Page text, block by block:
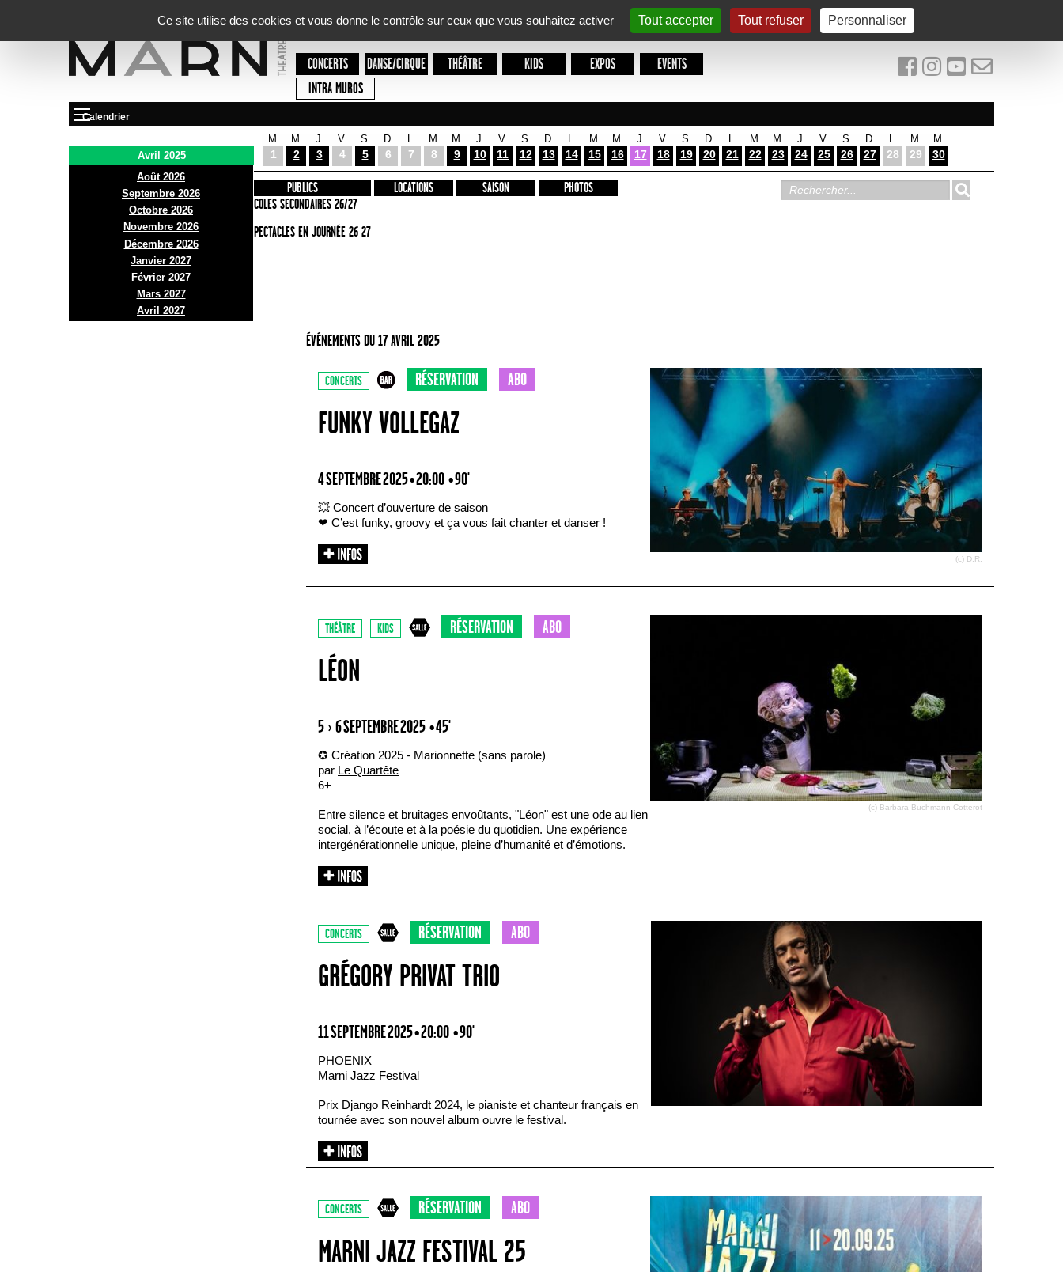
Ce site utilise des cookies et vous donne le contrôle sur ceux que vous souhaitez activer
Tout accepter Tout refuser Personnaliser
CONCERTS DANSE/CIRQUE THÉÂTRE KIDS EXPOS
EVENTS
INTRA MUROS
Calendrier
Avril 2025
Août 2026
Septembre 2026
Octobre 2026
Novembre 2026
Décembre 2026
Janvier 2027
Février 2027
Mars 2027
Avril 2027
M
1
M
2
J
3
V
4
S
5
D
6 7
M
8
M
9
J
10
V
11
S
12
D
13 14
M
15
M
16
J
17
V
18
S
19
D
20 21
M
22
M
23
J
24
V
25
S
26
D
27 28
M
29
M
30
PRÉSENTATION
INFOS PRATIQUES
ACCES
BAR ET BISTRO
BILLETTERIE
PUBLICS
ECOLES SECONDAIRES 26/27
SPECTACLES EN JOURNÉE 26 27
LOCATIONS SAISON PHOTOS
ÉVÉNEMENTS DU 17 AVRIL 2025
(c) D.R.
CONCERTS RÉSERVATION ABO
FUNKY VOLLEGAZ
4 SEPTEMBRE 2025 • 20:00 • 90'
💥 Concert d’ouverture de saison
❤ C’est funky, groovy et ça vous fait chanter et danser !
(c) Barbara Buchmann-Cotterot
THÉÂTRE KIDS RÉSERVATION ABO
LÉON
5 › 6 SEPTEMBRE 2025 • 45'
✪ Création 2025 - Marionnette (sans parole)
par Le Quartête
6+
Entre silence et bruitages envoûtants, "Léon" est une ode au lien
social, à l’écoute et à la poésie du quotidien. Une expérience
intergénérationnelle unique, pleine d’humanité et d’émotions.
CONCERTS RÉSERVATION ABO
GRÉGORY PRIVAT TRIO
11 SEPTEMBRE 2025 • 20:00 • 90'
PHOENIX
Marni Jazz Festival
Prix Django Reinhardt 2024, le pianiste et chanteur français en
tournée avec son nouvel album ouvre le festival.
CONCERTS RÉSERVATION ABO
MARNI JAZZ FESTIVAL 25